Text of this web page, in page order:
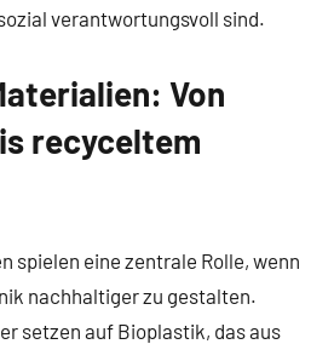
verantwortungsvoll sind.
Von
recyceltem
spielen eine zentrale Rolle, wenn
nachhaltiger zu gestalten.
setzen auf Bioplastik, das aus